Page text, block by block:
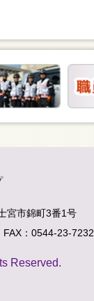
宮市錦町3番1号
：0544-23-7232
Reserved.